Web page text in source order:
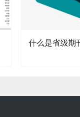
什么是省级期